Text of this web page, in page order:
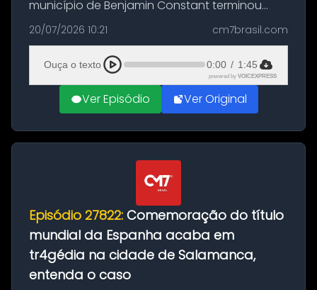
município de Benjamin Constant terminou
com a apreensão de aproximadamente 115
quilos de entorpecentes em uma
embarcação atracada no porto da cidade. O
materia...
20/07/2026 10:21 cm7brasil.com
Ouça o texto 0:00 / 1:45
powered by VOICEXPRESS
Ver Episódio Ver Original
Episódio 27822: Comemoração do título
mundial da Espanha acaba em
tr4gédia na cidade de Salamanca,
entenda o caso